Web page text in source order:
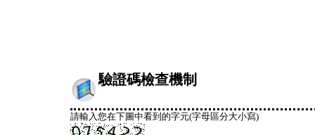
驗證碼檢查機制
請輸入您在下圖中看到的字元(字母區分大小寫)